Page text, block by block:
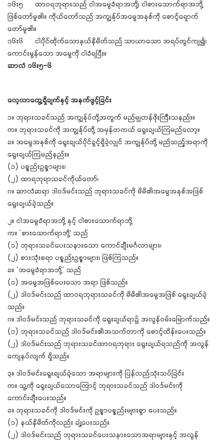
၁၆း၅ ထာဝရဘုရားသည် ငါအမွေခံရာအဘို့၊ ငါစားသောက်ရာအဘို့
ဖြစ်တော်မူ၏။ ကိုယ်တော်သည် အကျွန်ုပ်အမွေအနှစ်ကို စောင့်ရှောက်
တော်မူ၏။
၁၆း၆ ငါပိုင်ထိုက်သောနယ်နိမိတ်သည် သာယာသော အရပ်တွင်ကျ၍၊
ကောင်းမွန်သော အမွေကို ငါခံရပြီး။
ဆာလံ ၁၆း၅-၆
လေ့လာတွေ့ရှိချက်နှင့် အနက်ဖွင့်ခြင်း
၁။ ဘုရားသခင်သည် အကျွန်ုပ်တို့အတွက် မည်မျှတန်ဖိုးကြီးသနည်း။
က။ ဘုရားသခင်ကို အကျွန်ုပ်တို့ အမှန်တကယ် ရွေးချယ်ကြမည်လော့။
ခ။ အမွေအနှစ်ကို ရွေးချယ်ပိုင်ခွင့်ရှိခဲ့လျှင် အကျွန်ုပ်တို့ မည်သည့်အရာကို
ရွေးချယ်ကြမည်နည်း။
(၁) ပစ္စည်းဥစ္စာများ၊
(၂) ထာရဘုရာသခင်ကိုယ်တော်၊
ဂ။ ဆာလံဆရာ ဒါဝဒ်မင်းသည် ဘုရားသခင်ကို မိမိ၏အမွေအနှစ်အဖြစ်
ရွေးချယ်ခဲ့သည်။
၂။ ငါအမွေခံရာအဘို့ နှင့် ငါစားသောက်ရာဘို့
က။ `စားသောက်ရာဘို့’ သည်
(၁) ဘုရားသခင်ပေးသနားသော ကောင်ချီးမင်္ဂလာများ၊
(၂) စားသုံံးစရာ ပစ္စည်းဥစ္စာများ၊ ဖြစ်ကြသည်။
ခ။ `အမွေခံရာအဘို့´ သည်
(၁) အမွေအဖြစ်ပေးသော အရာ ဖြစ်သည်။
(၂) ဒါဝဒ်မင်းသည် ထာဝရဘုရားသခင်ကို မိမိ၏အမွေအဖြစ် ရွေးချယ်ခဲ့
သည်။
ဂ။ ဒါဝဒ်မင်းသည် ဘုရားသခင်ကို ရွေးချယ်ရာ၌ အလွန်ဝမ်းမြောက်သည်။
(၁) ဘုရားသခင်သည် ဒါဝဒ်မင်း၏အသက်တာကို စောင့်ထိန်းပေးသည်။
(၂) ဒါဝဒ်မင်းသည် ဘုရားသခင်ထာဝရဘုရား ရွေးချယ်ရသည်ကို အလွန်
ကျေနပ်လျက် ရှိသည်။
၃။ ဒါဝဒ်မင်းရွေးချယ်ခဲ့သော အရာများကို ပြန်လည်သုံးသပ်ခြင်း
က။ သူ့ကို ရွေးချယ်သောကြောင့် ဘုရားသခင်သည် ဒါဝဒ်မင်းကို
ကောင်းချီးပေးသည်။
ခ။ ဘုရားသခင်ကို ဒါဝဒ်မင်းကို ဥစ္စာပစ္စည်းများစွာ ပေးသည်။
(၁) နယ်နိမိတ်ကိုလည်း ချဲ့ပေးသည်။
(၂) ဒါဝဒ်မင်းသည် ဘုရားသခင်ပေးသနားသောအရာများနှင့် အလွန်